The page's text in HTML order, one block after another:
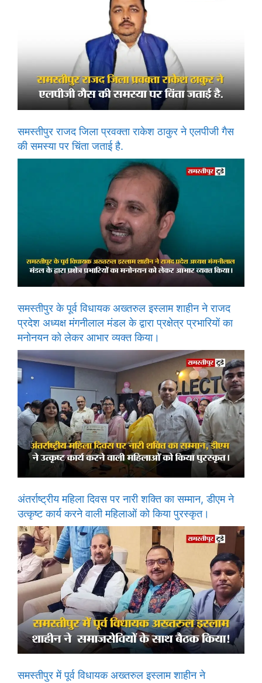
समस्तीपुर राजद जिला प्रवक्ता राकेश ठाकुर ने एलपीजी गैस
की समस्या पर चिंता जताई है.
समस्तीपुर के पूर्व विधायक अख्तरुल इस्लाम शाहीन ने राजद
प्रदेश अध्यक्ष मंगनीलाल मंडल के द्वारा प्रक्षेत्र प्रभारियों का
मनोनयन को लेकर आभार व्यक्त किया।
अंतर्राष्ट्रीय महिला दिवस पर नारी शक्ति का सम्मान, डीएम ने
उत्कृष्ट कार्य करने वाली महिलाओं को किया पुरस्कृत।
समस्तीपुर में पूर्व विधायक अख्तरुल इस्लाम शाहीन ने